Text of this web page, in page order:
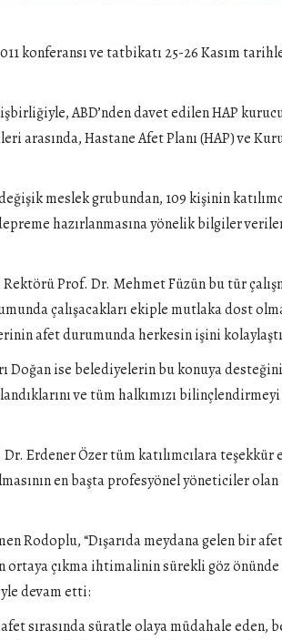
konferansı ve tatbikatı 25-26 Kasım
ABD’nden davet edilen HAP
arasında, Hastane Afet Planı (HAP) ve
meslek grubundan, 109 kişinin
hazırlanmasına yönelik bilgiler
Prof. Dr. Mehmet Füzün bu tür
çalışacakları ekiple mutlaka dost
afet durumunda herkesin işini
Doğan ise belediyelerin bu konuya
ve tüm halkımızı
Erdener Özer tüm katılımcılara teşekkür
en başta profesyönel yöneticiler
Rodoplu, “Dışarıda meydana gelen bir
ortaya çıkma ihtimalinin sürekli göz
devam etti:
afet sırasında süratle olaya müdahale